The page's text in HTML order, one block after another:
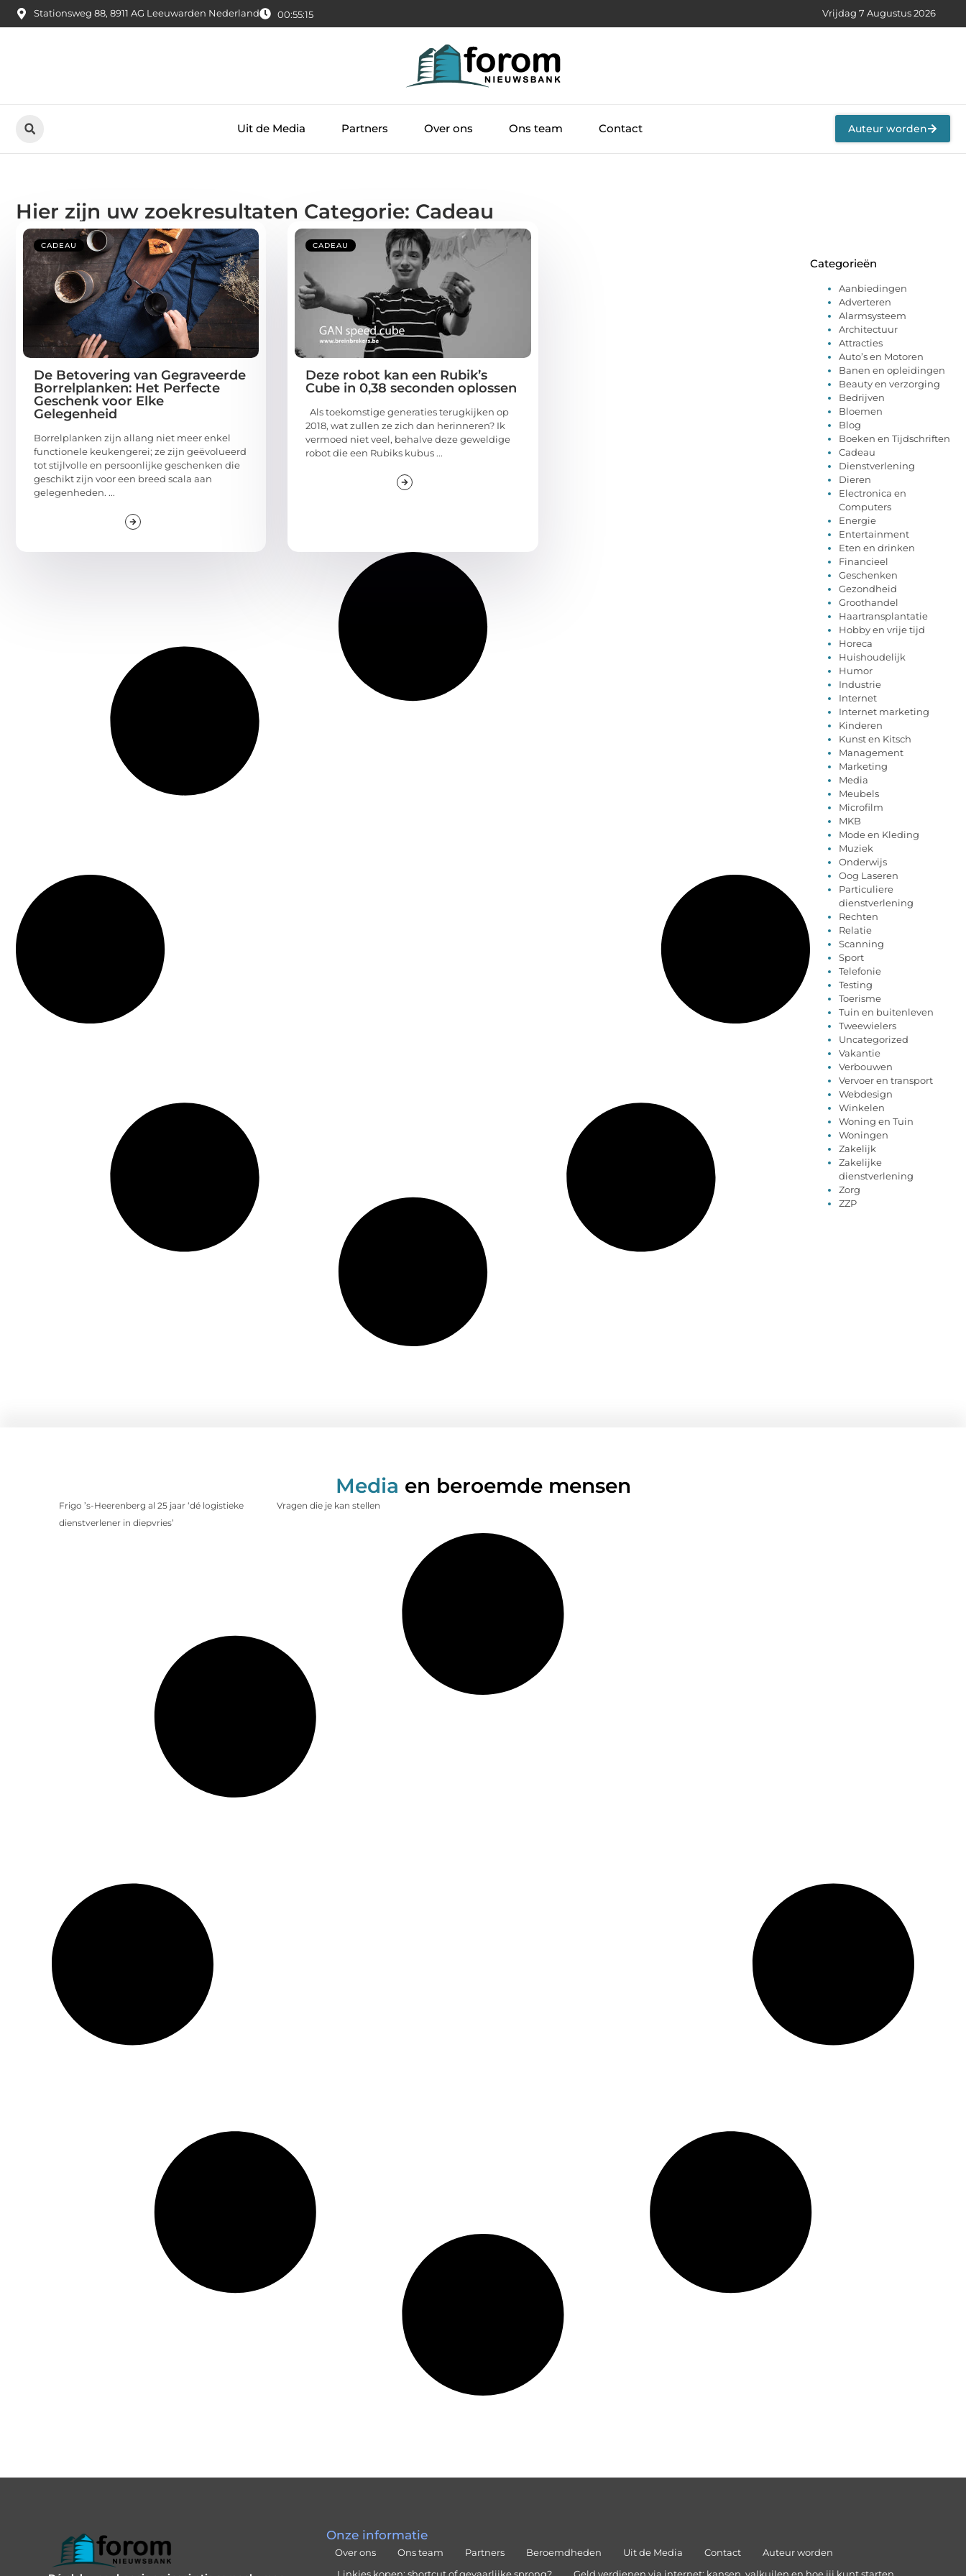
Stationsweg 88, 8911 AG Leeuwarden Nederland 00:55:16 Vrijdag 7 Augustus 2026
Uit de Media Partners Over ons Ons team Contact Auteur worden
Hier zijn uw zoekresultaten Categorie: Cadeau
CADEAU
De Betovering van Gegraveerde
Borrelplanken: Het Perfecte
Geschenk voor Elke
Gelegenheid
Borrelplanken zijn allang niet meer enkel
functionele keukengerei; ze zijn geëvolueerd
tot stijlvolle en persoonlijke geschenken die
geschikt zijn voor een breed scala aan
gelegenheden. ...
CADEAU
Deze robot kan een Rubik’s
Cube in 0,38 seconden oplossen
Als toekomstige generaties terugkijken op
2018, wat zullen ze zich dan herinneren? Ik
vermoed niet veel, behalve deze geweldige
robot die een Rubiks kubus ...
Categorieën
Aanbiedingen
Adverteren
Alarmsysteem
Architectuur
Attracties
Auto’s en Motoren
Banen en opleidingen
Beauty en verzorging
Bedrijven
Bloemen
Blog
Boeken en Tijdschriften
Cadeau
Dienstverlening
Dieren
Electronica en
Computers
Energie
Entertainment
Eten en drinken
Financieel
Geschenken
Gezondheid
Groothandel
Haartransplantatie
Hobby en vrije tijd
Horeca
Huishoudelijk
Humor
Industrie
Internet
Internet marketing
Kinderen
Kunst en Kitsch
Management
Marketing
Media
Meubels
Microfilm
MKB
Mode en Kleding
Muziek
Onderwijs
Oog Laseren
Particuliere
dienstverlening
Rechten
Relatie
Scanning
Sport
Telefonie
Testing
Toerisme
Tuin en buitenleven
Tweewielers
Uncategorized
Vakantie
Verbouwen
Vervoer en transport
Webdesign
Winkelen
Woning en Tuin
Woningen
Zakelijk
Zakelijke
dienstverlening
Zorg
ZZP
Media en beroemde mensen
Frigo ’s-Heerenberg al 25 jaar ‘dé logistieke
dienstverlener in diepvries’
Vragen die je kan stellen
Onze informatie
Over ons Ons team Partners Beroemdheden Uit de Media Contact
Auteur worden